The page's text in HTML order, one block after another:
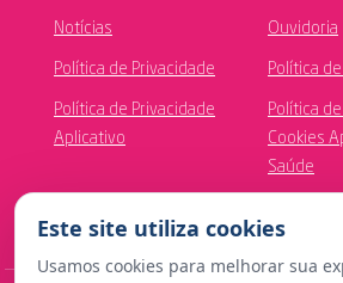
Notícias Ouvidoria
Política de Privacidade Política
Política de Privacidade
Aplicativo
Política
Cookies
Saúde
Este site utiliza cookies
Usamos cookies para melhorar sua